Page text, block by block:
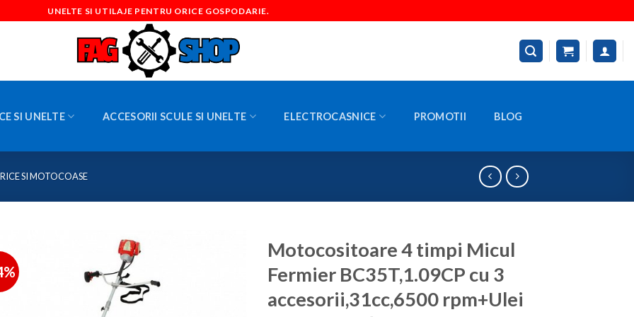
UNELTE SI UTILAJE PENTRU ORICE GOSPODARIE.
SI UNELTE ACCESORII SCULE SI UNELTE ELECTROCASNICE PROMOTII BLOG
SI MOTOCOASE
Motocositoare 4 timpi Micul
Fermier BC35T,1.09CP cu 3
accesorii,31cc,6500 rpm+Ulei